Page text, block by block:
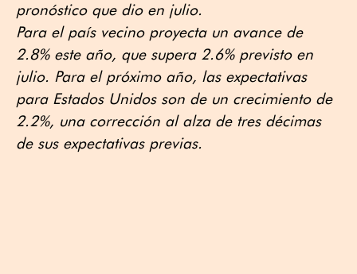
pronóstico que dio en julio.
Para el país vecino proyecta un avance de
2.8% este año, que supera 2.6% previsto en
julio. Para el próximo año, las expectativas
para Estados Unidos son de un crecimiento de
2.2%, una corrección al alza de tres décimas
de sus expectativas previas.